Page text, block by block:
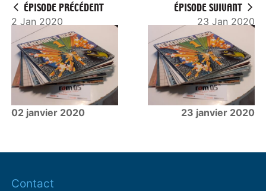
ÉPISODE PRÉCÉDENT
2 Jan 2020
02 janvier 2020
ÉPISODE SUIVANT
23 Jan 2020
23 janvier 2020
Contact